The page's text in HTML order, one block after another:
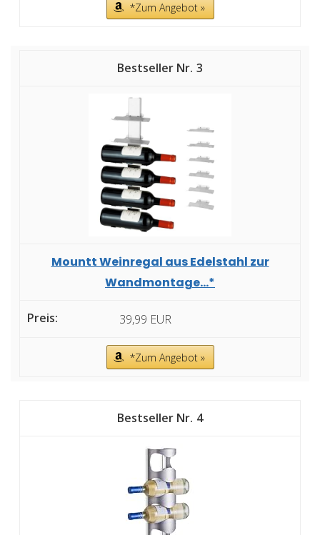
*Zum Angebot »
3
Mountt Weinregal aus Edelstahl zur
Wandmontage...*
39,99 EUR
*Zum Angebot »
4